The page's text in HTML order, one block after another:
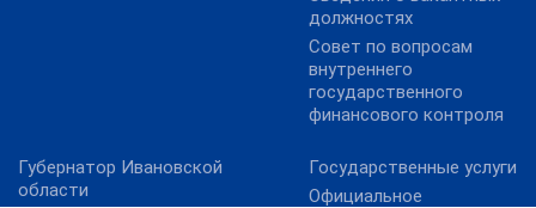
должностях
Совет по вопросам
внутреннего
государственного
финансового контроля
Губернатор Ивановской
области
Государственные услуги
Официальное